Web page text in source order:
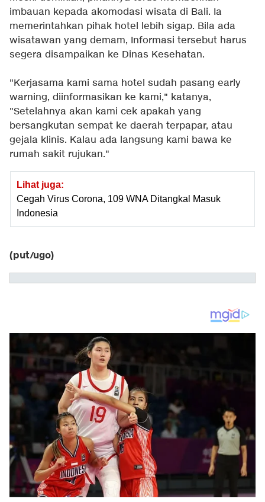
imbauan kepada akomodasi wisata di Bali. Ia
memerintahkan pihak hotel lebih sigap. Bila ada
wisatawan yang demam, Informasi tersebut harus
segera disampaikan ke Dinas Kesehatan.
"Kerjasama kami sama hotel sudah pasang early
warning, diinformasikan ke kami," katanya,
"Setelahnya akan kami cek apakah yang
bersangkutan sempat ke daerah terpapar, atau
gejala klinis. Kalau ada langsung kami bawa ke
rumah sakit rujukan."
Lihat juga:
Cegah Virus Corona, 109 WNA Ditangkal Masuk
Indonesia
(put/ugo)